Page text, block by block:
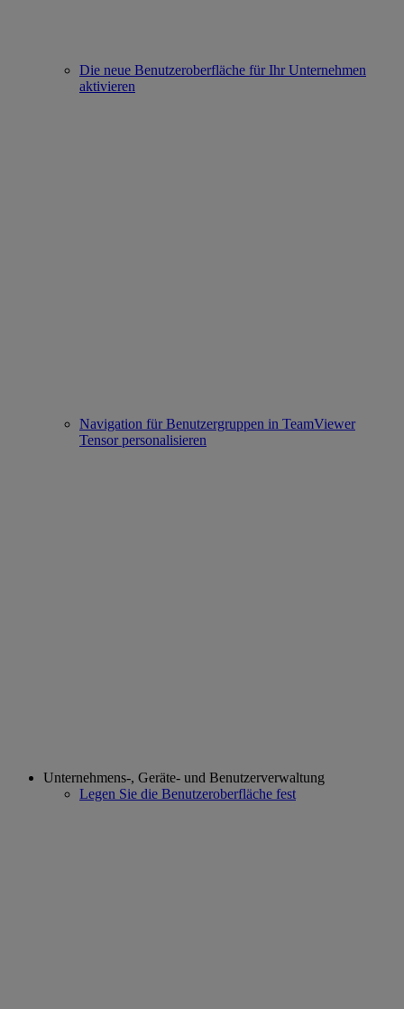
Die neue Benutzeroberfläche für Ihr Unternehmen
aktivieren
Navigation für Benutzergruppen in TeamViewer
Tensor personalisieren
Unternehmens-, Geräte- und Benutzerverwaltung
Legen Sie die Benutzeroberfläche fest